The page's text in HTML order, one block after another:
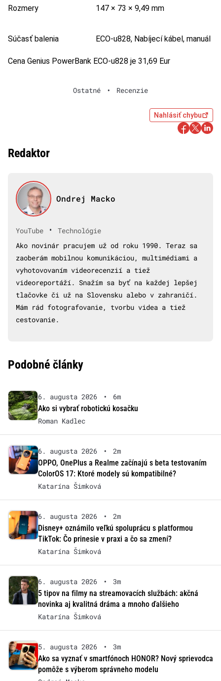
Rozmery 147 × 73 × 9,49 mm
Súčasť balenia ECO-u828, Nabíjecí kábel, manuál
Cena Genius PowerBank ECO-u828 je 31,69 Eur
Ostatné • Recenzie
Nahlásiť chybu
Redaktor
Ondrej Macko
YouTube •
Technológie
Ako novinár pracujem už od roku 1990. Teraz sa
zaoberám mobilnou komunikáciou, multimédiami a
vyhotovovaním videorecenzií a tiež
videoreportáží. Snažím sa byť na každej lepšej
tlačovke či už na Slovensku alebo v zahraničí.
Mám rád fotografovanie, tvorbu videa a tiež
cestovanie.
Podobné články
6. augusta 2026 •
6m
Ako si vybrať robotickú kosačku
Roman Kadlec
6. augusta 2026 •
2m
OPPO, OnePlus a Realme začínajú s beta testovaním
ColorOS 17: Ktoré modely sú kompatibilné?
Katarína Šimková
6. augusta 2026 •
2m
Disney+ oznámilo veľkú spoluprácu s platformou
TikTok: Čo prinesie v praxi a čo sa zmení?
Katarína Šimková
6. augusta 2026 •
3m
5 tipov na filmy na streamovacích službách: akčná
novinka aj kvalitná dráma a mnoho ďalšieho
Katarína Šimková
5. augusta 2026 •
3m
Ako sa vyznať v smartfónoch HONOR? Nový sprievodca
pomôže s výberom správneho modelu